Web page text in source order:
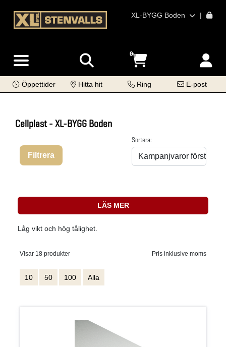
XL-BYGG Boden |
0
Öppettider Hitta hit Ring E-post
Cellplast - XL-BYGG Boden
Filtrera
Sortera:
LÄS MER
Låg vikt och hög tålighet.
Visar 18 produkter Pris inklusive moms
10 50 100 Alla